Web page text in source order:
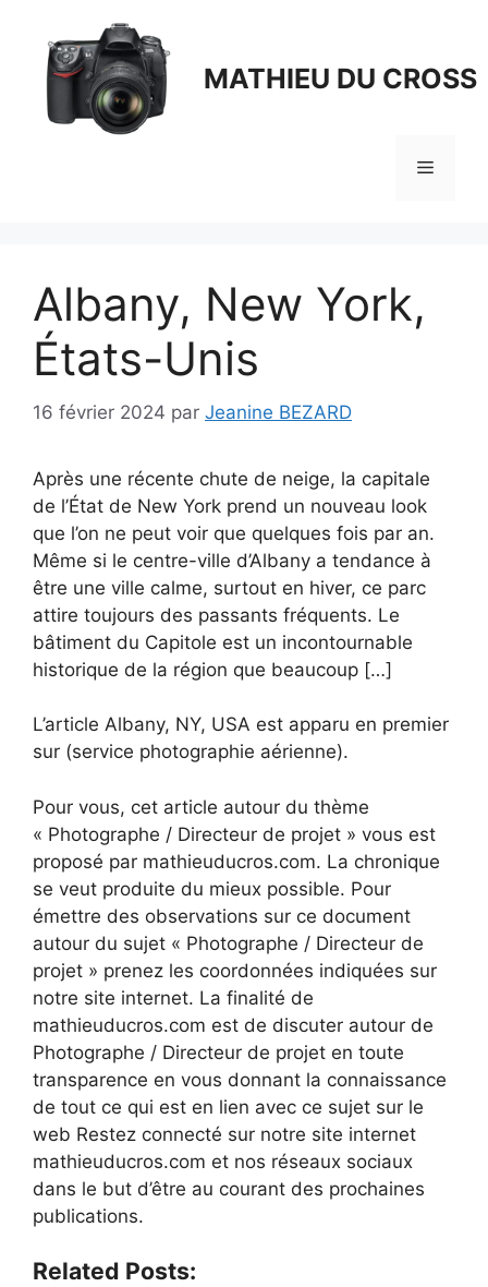
contenu
MATHIEU DU CROSS
Menu
Albany, New York,
États-Unis
16 février 2024 par Jeanine BEZARD
Après une récente chute de neige, la capitale
de l’État de New York prend un nouveau look
que l’on ne peut voir que quelques fois par an.
Même si le centre-ville d’Albany a tendance à
être une ville calme, surtout en hiver, ce parc
attire toujours des passants fréquents. Le
bâtiment du Capitole est un incontournable
historique de la région que beaucoup […]
L’article Albany, NY, USA est apparu en premier
sur (service photographie aérienne).
Pour vous, cet article autour du thème
« Photographe / Directeur de projet » vous est
proposé par mathieuducros.com. La chronique
se veut produite du mieux possible. Pour
émettre des observations sur ce document
autour du sujet « Photographe / Directeur de
projet » prenez les coordonnées indiquées sur
notre site internet. La finalité de
mathieuducros.com est de discuter autour de
Photographe / Directeur de projet en toute
transparence en vous donnant la connaissance
de tout ce qui est en lien avec ce sujet sur le
web Restez connecté sur notre site internet
mathieuducros.com et nos réseaux sociaux
dans le but d’être au courant des prochaines
publications.
Related Posts: